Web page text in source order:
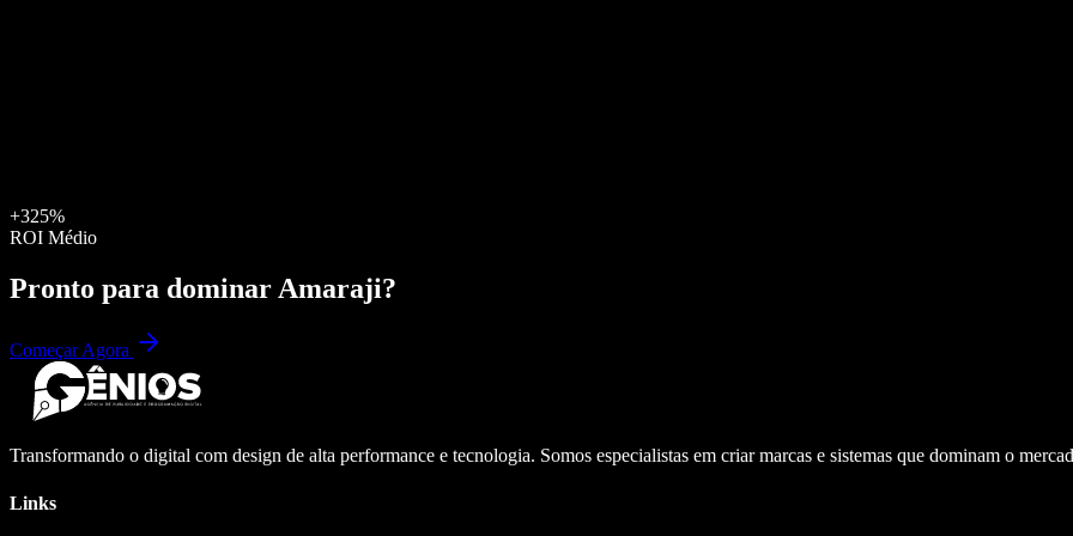
+325%
ROI Médio
Pronto para dominar Amaraji?
Começar Agora
Transformando o digital com design de alta performance e tecnologia. Somos especialistas em criar marcas e sistemas que dominam o
Links